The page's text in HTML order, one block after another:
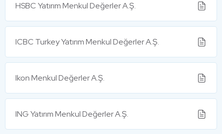
HSBC Yatırım Menkul Değerler A.Ş.
ICBC Turkey Yatırım Menkul Değerler A.Ş.
Ikon Menkul Değerler A.Ş.
ING Yatırım Menkul Değerler A.Ş.